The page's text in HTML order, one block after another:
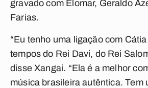
gravado com Elomar, Geraldo
Farias.
“Eu tenho uma ligação com
tempos do Rei Davi, do Rei
disse Xangai. “Ela é a melhor
música brasileira autêntica. Tem